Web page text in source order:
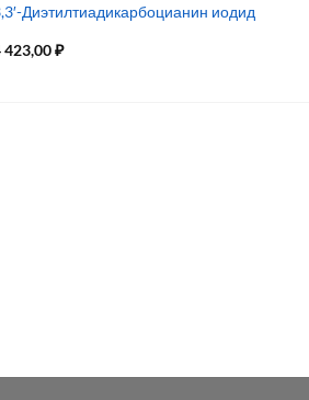
Диэтилтиадикарбоцианин иодид
423,00₽